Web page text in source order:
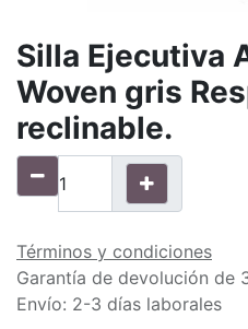
Silla Ejecutiva
Woven gris
reclinable.
Términos y condiciones
Garantía de devolución de
Envío: 2-3 días laborales